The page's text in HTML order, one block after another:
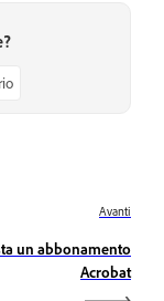
Avanti
un abbonamento
Acrobat